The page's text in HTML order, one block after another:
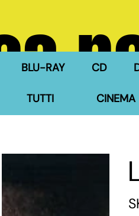
BLU-RAY CD
TUTTI CINEMA